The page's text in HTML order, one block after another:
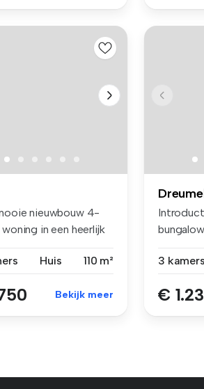
nieuwbouw 4-
in een heerlijk
Huis 110 m²
Bekijk meer
3 kamers
€